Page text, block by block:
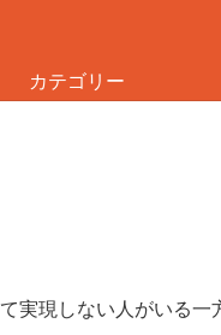
カテゴリー
現しない人がいる一